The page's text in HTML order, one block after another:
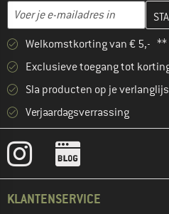
E-mailadres
Vul je e-mailadres hier in en
Welkomstkorting van € 5,- **
Exclusieve toegang tot
Sla producten op je
Verjaardagsverrassing
KLANTENSERVICE